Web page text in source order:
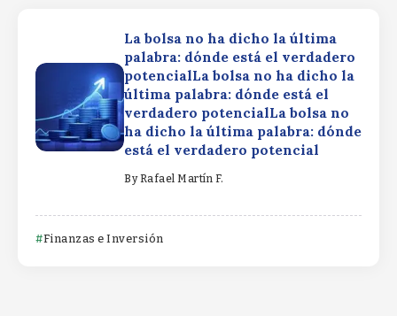
La bolsa no ha dicho la última
palabra: dónde está el verdadero
potencialLa bolsa no ha dicho la
última palabra: dónde está el
verdadero potencialLa bolsa no
ha dicho la última palabra: dónde
está el verdadero potencial
By Rafael Martín F.
Finanzas e Inversión